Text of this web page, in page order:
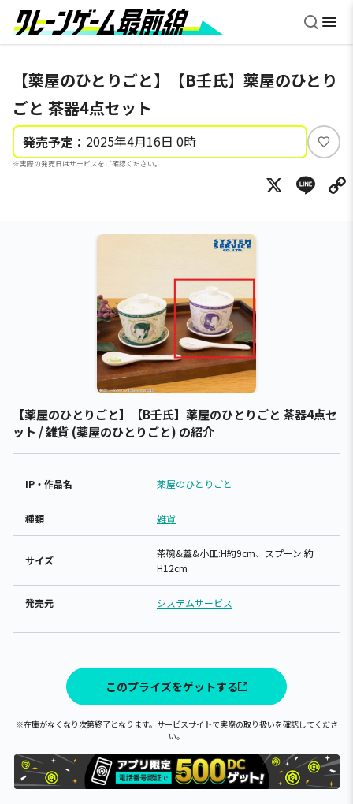
【薬屋のひとりごと】【B壬氏】薬屋のひとり
ごと 茶器4点セット
発売予定： 2025年4月16日 0時
※実際の発売日はサービスをご確認ください。
い
ね
X
【薬屋のひとりごと】【B壬氏】薬屋のひとりごと 茶器4点セ
ット / 雑貨 (薬屋のひとりごと) の紹介
IP・作品名 薬屋のひとりごと
種類 雑貨
サイズ
茶碗&蓋&小皿:H約9cm、スプーン:約
H12cm
発売元 システムサービス
このプライズをゲットする
※在庫がなくなり次第終了となります。サービスサイトで実際の取り扱いを確認してくださ
い。